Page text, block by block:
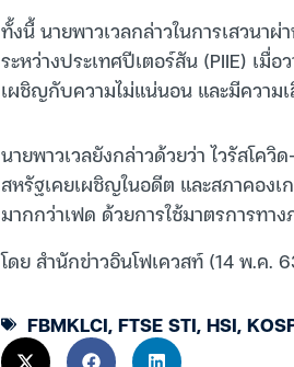
ทั้งนี้ นายพาวเวลกล่าวในการเสวนา
ระหว่างประเทศปีเตอร์สัน (PIIE) เมื่
เผชิญกับความไม่แน่นอน และมีความเ
นายพาวเวลยังกล่าวด้วยว่า ไวรัสโค
สหรัฐเคยเผชิญในอดีต และสภาคอง
มากกว่าเฟด ด้วยการใช้มาตรการทา
โดย สำนักข่าวอินโฟเควสท์ (14 พ.ค.
FBMKLCI,FTSE STI,HSI,